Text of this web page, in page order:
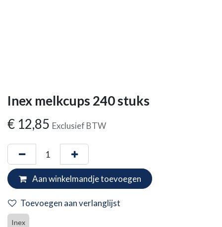
Inex melkcups 240 stuks
€ 12,85 Exclusief BTW
Aan winkelmandje toevoegen
Toevoegen aan verlanglijst
Inex